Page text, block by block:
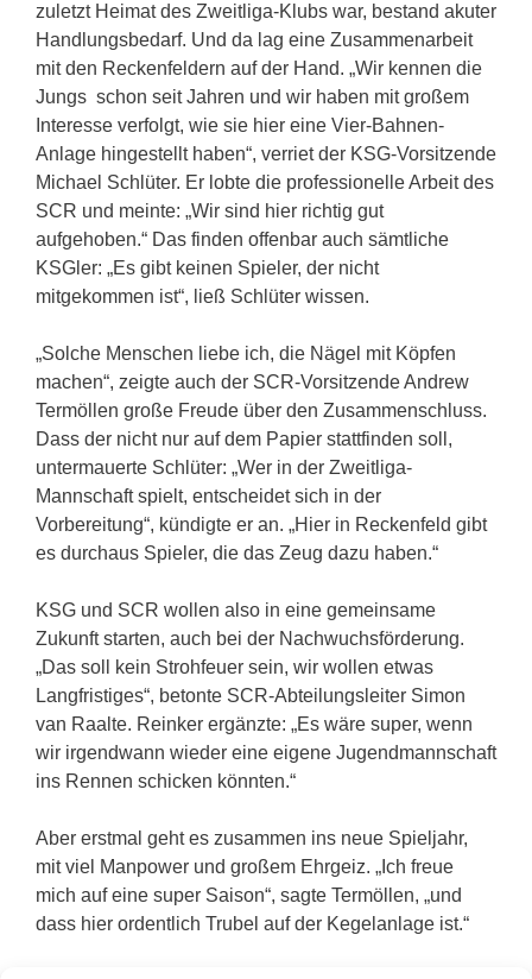
zuletzt Heimat des Zweitliga-Klubs war, bestand akuter
Handlungsbedarf. Und da lag eine Zusammenarbeit
mit den Reckenfeldern auf der Hand. „Wir kennen die
Jungs schon seit Jahren und wir haben mit großem
Interesse verfolgt, wie sie hier eine Vier-Bahnen-
Anlage hingestellt haben“, verriet der KSG-Vorsitzende
Michael Schlüter. Er lobte die professionelle Arbeit des
SCR und meinte: „Wir sind hier richtig gut
aufgehoben.“ Das finden offenbar auch sämtliche
KSGler: „Es gibt keinen Spieler, der nicht
mitgekommen ist“, ließ Schlüter wissen.
„Solche Menschen liebe ich, die Nägel mit Köpfen
machen“, zeigte auch der SCR-Vorsitzende Andrew
Termöllen große Freude über den Zusammenschluss.
Dass der nicht nur auf dem Papier stattfinden soll,
untermauerte Schlüter: „Wer in der Zweitliga-
Mannschaft spielt, entscheidet sich in der
Vorbereitung“, kündigte er an. „Hier in Reckenfeld gibt
es durchaus Spieler, die das Zeug dazu haben.“
KSG und SCR wollen also in eine gemeinsame
Zukunft starten, auch bei der Nachwuchsförderung.
„Das soll kein Strohfeuer sein, wir wollen etwas
Langfristiges“, betonte SCR-Abteilungsleiter Simon
van Raalte. Reinker ergänzte: „Es wäre super, wenn
wir irgendwann wieder eine eigene Jugendmannschaft
ins Rennen schicken könnten.“
Aber erstmal geht es zusammen ins neue Spieljahr,
mit viel Manpower und großem Ehrgeiz. „Ich freue
mich auf eine super Saison“, sagte Termöllen, „und
dass hier ordentlich Trubel auf der Kegelanlage ist.“